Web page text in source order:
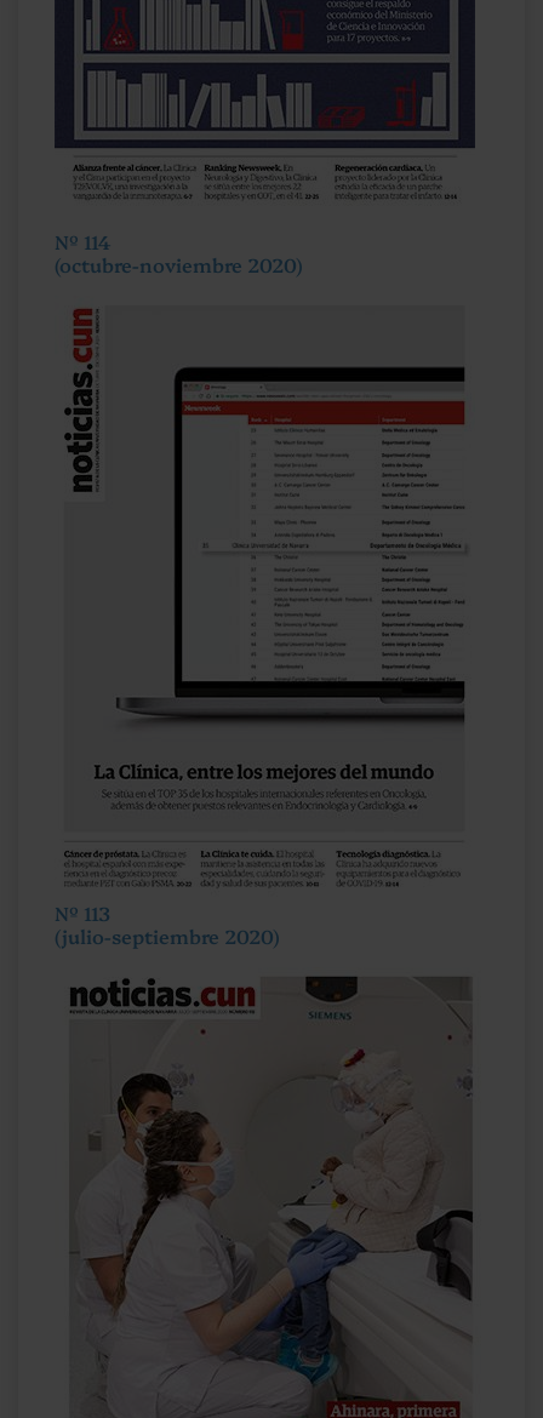
Nº 114
(octubre-noviembre 2020)
Nº 113
(julio-septiembre 2020)